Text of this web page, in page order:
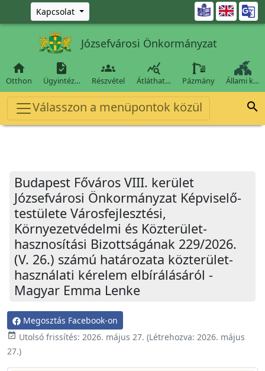
Ugrás a fő tartalomra
Kapcsolat 
Józsefvárosi Önkormányzat

Otthon

Ügyintéz…

Részvétel

Átláthat… Pázmány Állami k…
Válasszon a menüpontok közül 
Budapest Főváros VIII. kerület
Józsefvárosi Önkormányzat Képviselő-
testülete Városfejlesztési,
Környezetvédelmi és Közterület-
hasznosítási Bizottságának 229/2026.
(V. 26.) számú határozata közterület-
használati kérelem elbírálásáról -
Magyar Emma Lenke
Megosztás Facebook-on
event_available Utolsó frissítés: 2026. május 27. (Létrehozva: 2026. május
27.)